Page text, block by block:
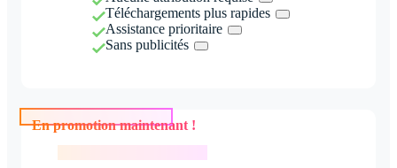
Téléchargements plus rapides
Assistance prioritaire
Sans publicités
En promotion maintenant !